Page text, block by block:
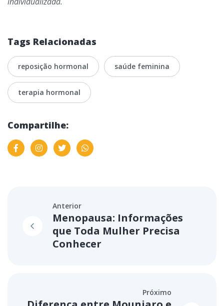
Tags Relacionadas
reposição hormonal saúde feminina
terapia hormonal
Compartilhe:
Anterior
Menopausa: Informações
que Toda Mulher Precisa
Conhecer
Próximo